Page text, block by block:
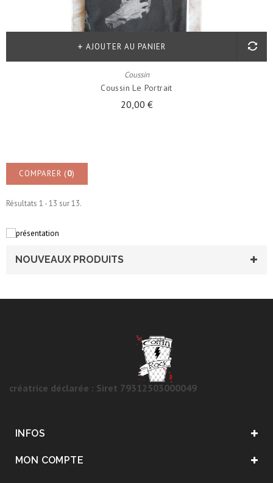
Coussin
Coussin Le Portrait
20,00 €
AJOUTER AU PANIER
COMPARER (0)
Résultats 1 - 13 sur 13.
NOUVEAUX PRODUITS
créatrice déclarée : Siret 79312503000049
INFOS
MON COMPTE